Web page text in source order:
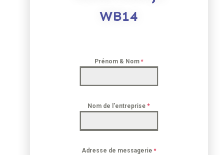
WB14
Prénom & Nom *
Nom de l'entreprise*
Adresse de messagerie *